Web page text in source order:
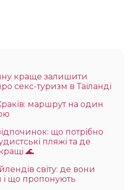
краще залишити
секс-туризм в Таїланді
маршрут на один
що потрібно
пляжі та де
🌊
світу: де вони
і що пропонують